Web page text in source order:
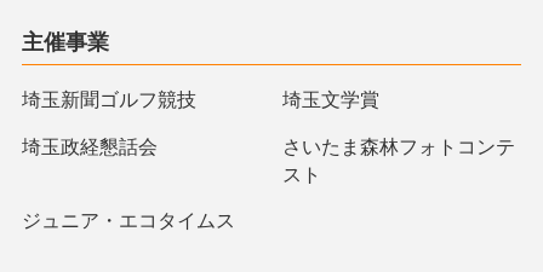
主催事業
埼玉新聞ゴルフ競技 埼玉文学賞
埼玉政経懇話会
さいたま森林フォトコンテ
スト
ジュニア・エコタイムス